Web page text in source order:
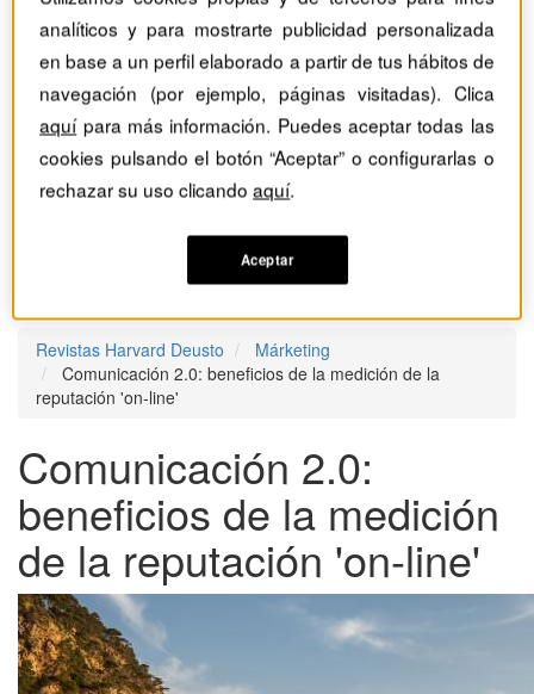
Revistas Harvard Deusto
Márketing
Comunicación 2.0: beneficios de la medición de la
reputación 'on-line'
Comunicación 2.0:
beneficios de la medición
de la reputación 'on-line'
analíticos y para mostrarte publicidad personalizada
en base a un perfil elaborado a partir de tus hábitos de
navegación (por ejemplo, páginas visitadas). Clica
aquípara más información. Puedes aceptar todas las
cookies pulsando el botón “Aceptar” o configurarlas o
rechazar su uso clicandoaquí.
Aceptar